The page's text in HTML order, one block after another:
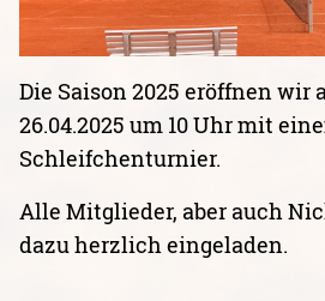
Die Saison 2025 eröffnen wir
26.04.2025 um 10 Uhr mit
Schleifchenturnier.
Alle Mitglieder, aber auch
dazu herzlich eingeladen.